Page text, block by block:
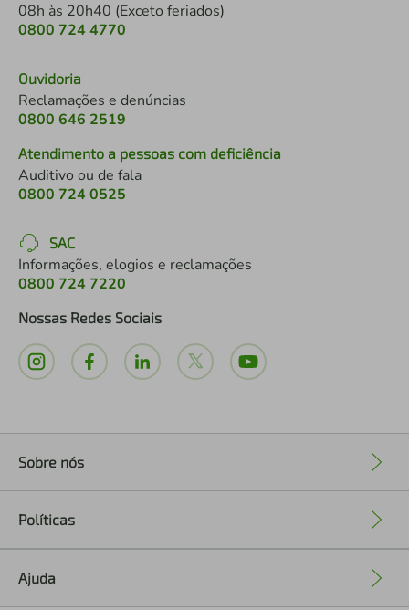
08h às 20h40 (Exceto feriados)
0800 724 4770
Ouvidoria
Reclamações e denúncias
0800 646 2519
Atendimento a pessoas com deficiência
Auditivo ou de fala
0800 724 0525
SAC
Informações, elogios e reclamações
0800 724 7220
Nossas Redes Sociais
Sobre nós
Políticas
Ajuda